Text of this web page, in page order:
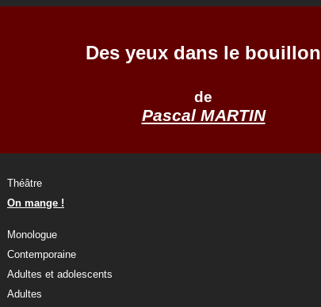
Des yeux dans le bouillon
de
Pascal MARTIN
Théâtre
On mange !
Monologue
Contemporaine
Adultes et adolescents
Adultes